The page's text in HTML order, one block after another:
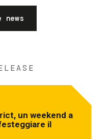
un weekend a
il